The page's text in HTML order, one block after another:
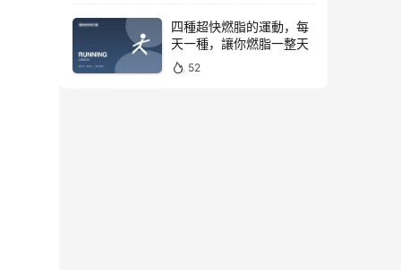
四種超快燃脂的運動，每
天一種，讓你燃脂一整天
52